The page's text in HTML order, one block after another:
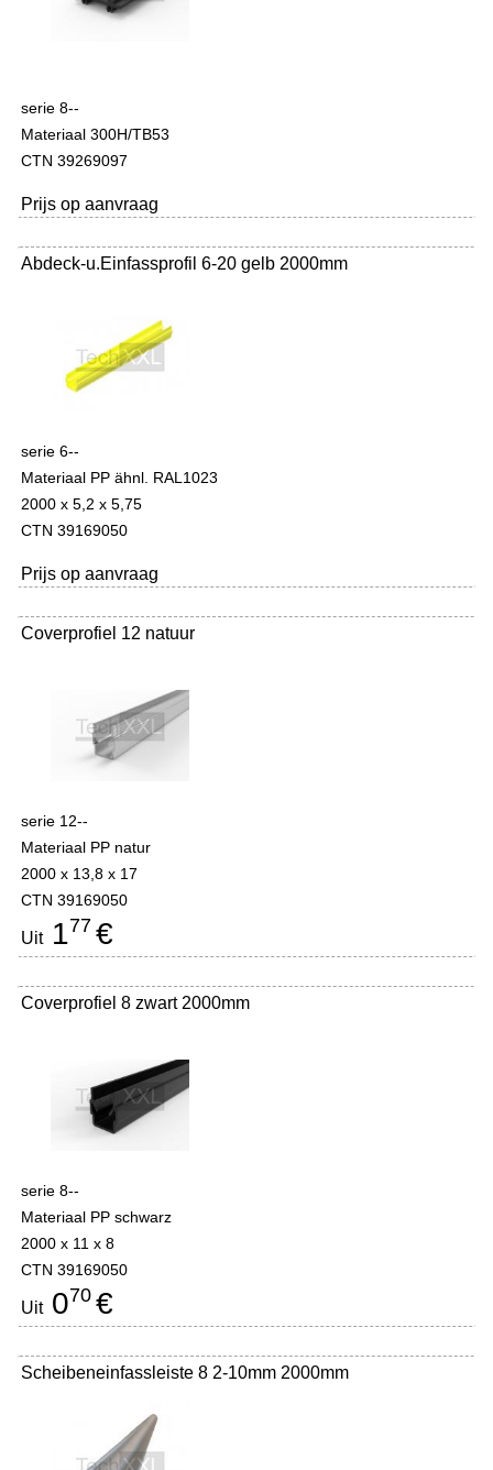
serie 8--
Materiaal 300H/TB53
CTN 39269097
Prijs op aanvraag
Abdeck-u.Einfassprofil 6-20 gelb 2000mm
serie 6--
Materiaal PP ähnl. RAL1023
2000 x 5,2 x 5,75
CTN 39169050
Prijs op aanvraag
Coverprofiel 12 natuur
serie 12--
Materiaal PP natur
2000 x 13,8 x 17
CTN 39169050
Uit177 €
Coverprofiel 8 zwart 2000mm
serie 8--
Materiaal PP schwarz
2000 x 11 x 8
CTN 39169050
Uit070 €
Scheibeneinfassleiste 8 2-10mm 2000mm